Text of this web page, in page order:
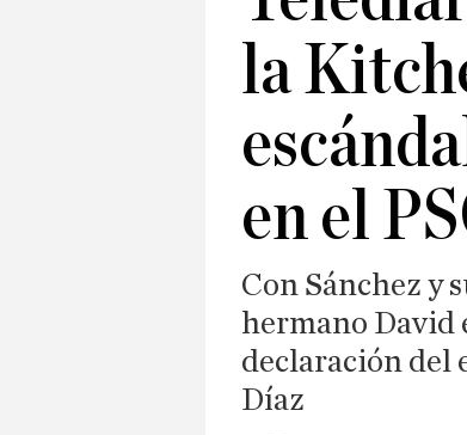
la
en el
Con Sánchez y
hermano David
declaración del
Díaz